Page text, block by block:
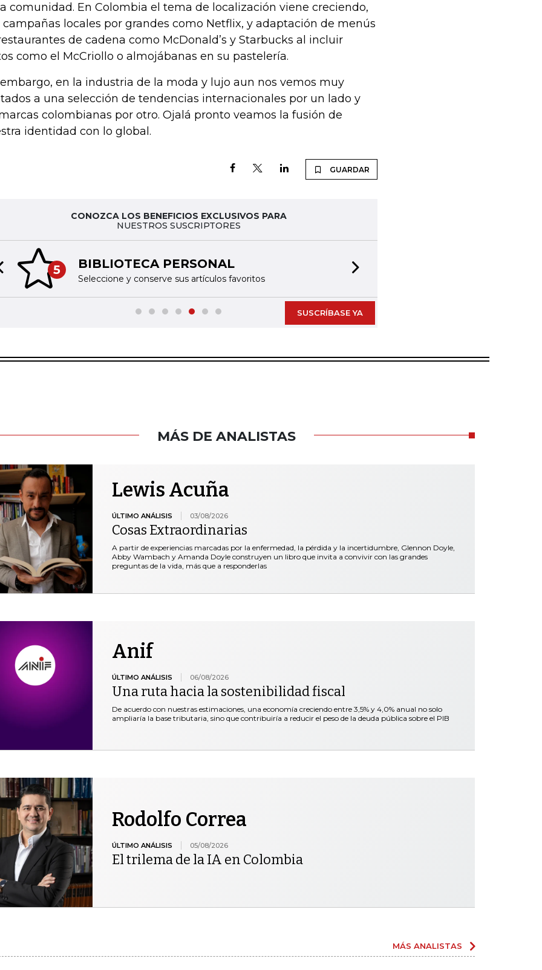
comunidad. En Colombia el tema de localización viene creciendo,
campañas locales por grandes como Netflix, y adaptación de menús
de cadena como McDonald’s y Starbucks al incluir
como el McCriollo o almojábanas en su pastelería.
en la industria de la moda y lujo aun nos vemos muy
a una selección de tendencias internacionales por un lado y
colombianas por otro. Ojalá pronto veamos la fusión de
identidad con lo global.
GUARDAR
CONOZCA LOS BENEFICIOS EXCLUSIVOS PARA
NUESTROS SUSCRIPTORES
5 BIBLIOTECA PERSONAL
Seleccione y conserve sus artículos favoritos
slide
SUSCRÍBASE YA
MÁS DE ANALISTAS
Lewis Acuña
ÚLTIMO ANÁLISIS 03/08/2026
Cosas Extraordinarias
A partir de experiencias marcadas por la enfermedad, la pérdida y la incertidumbre, Glennon Doyle,
Abby Wambach y Amanda Doyle construyen un libro que invita a convivir con las grandes
preguntas de la vida, más que a responderlas
Anif
ÚLTIMO ANÁLISIS 06/08/2026
Una ruta hacia la sostenibilidad fiscal
De acuerdo con nuestras estimaciones, una economía creciendo entre 3,5% y 4,0% anual no solo
ampliaría la base tributaria, sino que contribuiría a reducir el peso de la deuda pública sobre el PIB
Rodolfo Correa
ÚLTIMO ANÁLISIS 05/08/2026
El trilema de la IA en Colombia
MÁS ANALISTAS